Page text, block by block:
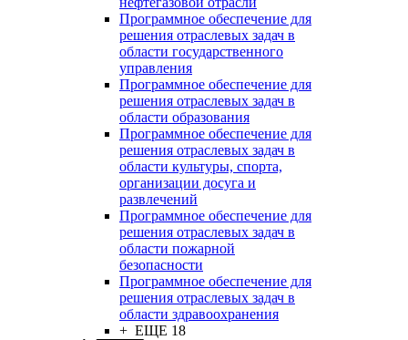
Программное обеспечение для
решения отраслевых задач в
области государственного
управления
Программное обеспечение для
решения отраслевых задач в
области образования
Программное обеспечение для
решения отраслевых задач в
области культуры, спорта,
организации досуга и
развлечений
Программное обеспечение для
решения отраслевых задач в
области пожарной
безопасности
Программное обеспечение для
решения отраслевых задач в
области здравоохранения
+ ЕЩЕ 18